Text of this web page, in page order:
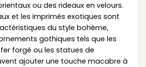
ou des rideaux en velours.
et les imprimés exotiques sont
du style bohème,
gothiques tels que les
forgé ou les statues de
ajouter une touche macabre à